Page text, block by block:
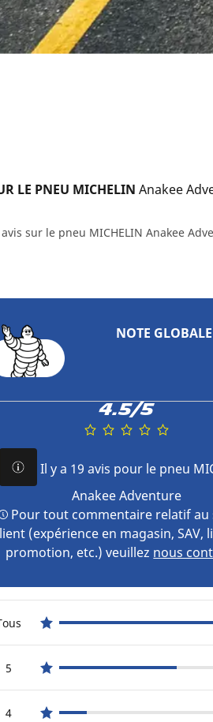
LE PNEU MICHELIN Anakee
sur le pneu MICHELIN Anakee
NOTE GLOBALE
4.5/5
Il y a 19 avis pour le pneu
Anakee Adventure
Pour tout commentaire relatif au
(expérience en magasin, SAV,
promotion, etc.) veuillez nous
star reviews
5star reviews
4